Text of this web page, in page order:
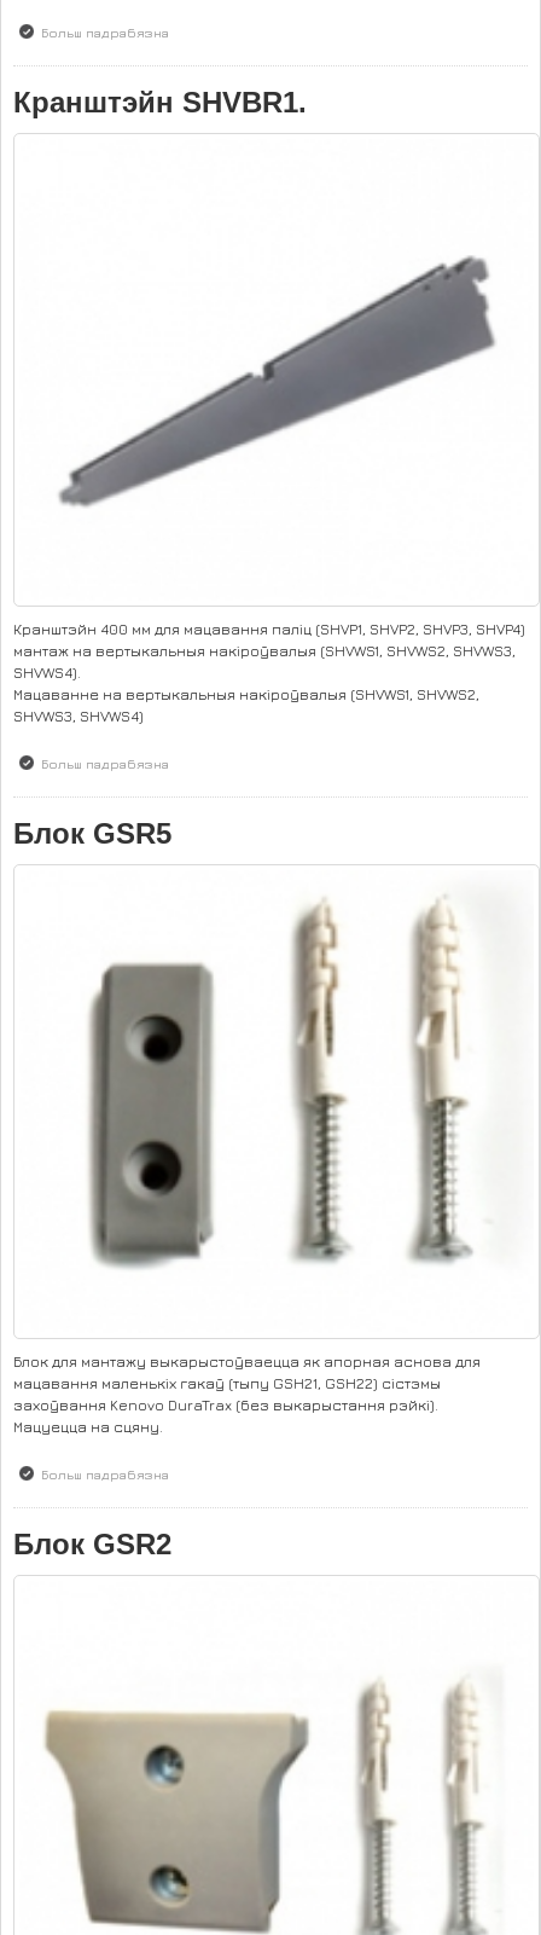
Больш падрабязна
Кранштэйн SHVBR1.
Кранштэйн 400 мм для мацавання паліц (SHVP1, SHVP2, SHVP3, SHVP4)
мантаж на вертыкальныя накіроўвалыя (SHVWS1, SHVWS2, SHVWS3,
SHVWS4).
Мацаванне на вертыкальныя накіроўвалыя (SHVWS1, SHVWS2,
SHVWS3, SHVWS4)
Больш падрабязна
Блок GSR5
Блок для мантажу выкарыстоўваецца як апорная аснова для
мацавання маленькіх гакаў (тыпу GSH21, GSH22) сістэмы
захоўвання Kenovo DuraTrax (без выкарыстання рэйкі).
Мацуецца на сцяну.
Больш падрабязна
Блок GSR2